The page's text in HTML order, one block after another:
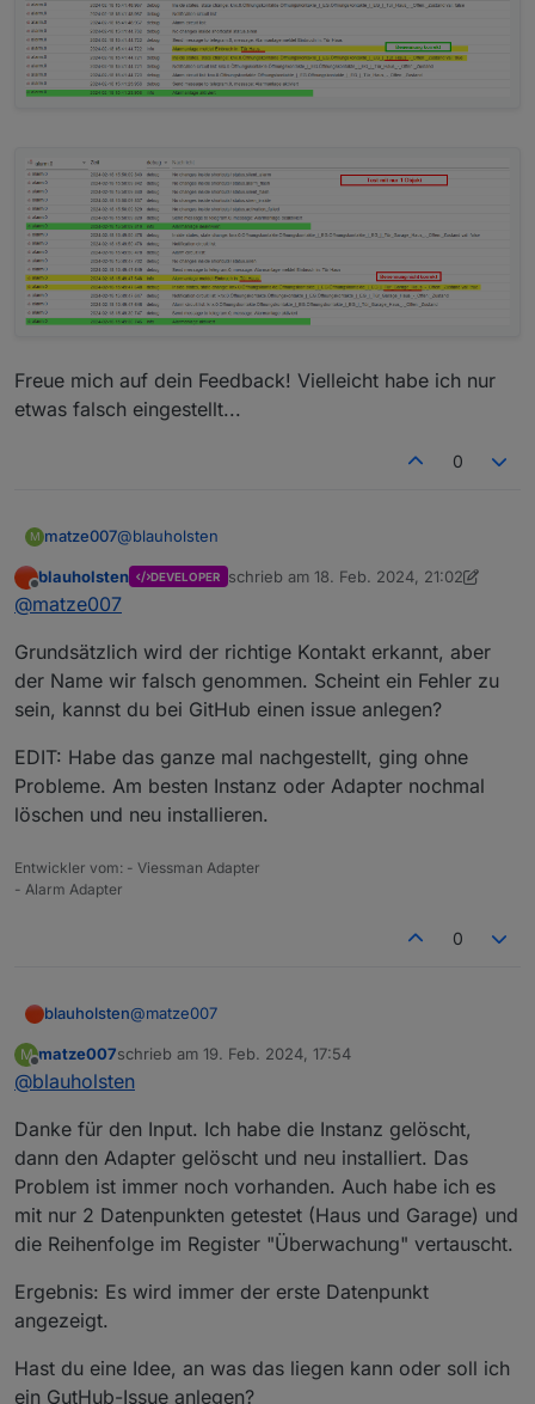
Freue mich auf dein Feedback! Vielleicht habe ich nur
etwas falsch eingestellt...
0
M matze007@blauholsten
Danke für deine Antwort. Ich habe zwei Tests im
Debug-Modus durchgeführt:
Mit nur 1 Tür aktiviert (Garage/Haus)
Die Logs findest du hier als Screenshot:
nur etwas falsch eingestellt...
Offline
blauholsten DEVELOPER schrieb am 18. Feb. 2024, 21:02
zuletzt editiert von blauholsten
@matze007
Grundsätzlich wird der richtige Kontakt erkannt, aber
der Name wir falsch genommen. Scheint ein Fehler zu
sein, kannst du bei GitHub einen issue anlegen?
EDIT: Habe das ganze mal nachgestellt, ging ohne
Probleme. Am besten Instanz oder Adapter nochmal
löschen und neu installieren.
Entwickler vom: - Viessman Adapter
- Alarm Adapter
0
blauholsten@matze007
Grundsätzlich wird der richtige Kontakt erkannt,
aber der Name wir falsch genommen. Scheint ein
anlegen?
Probleme. Am besten Instanz oder Adapter
nochmal löschen und neu installieren.
M
Offline
matze007schrieb am 19. Feb. 2024, 17:54
zuletzt editiert von
@blauholsten
Danke für den Input. Ich habe die Instanz gelöscht,
dann den Adapter gelöscht und neu installiert. Das
Problem ist immer noch vorhanden. Auch habe ich es
mit nur 2 Datenpunkten getestet (Haus und Garage) und
die Reihenfolge im Register "Überwachung" vertauscht.
Ergebnis: Es wird immer der erste Datenpunkt
angezeigt.
Hast du eine Idee, an was das liegen kann oder soll ich
ein GutHub-Issue anlegen?